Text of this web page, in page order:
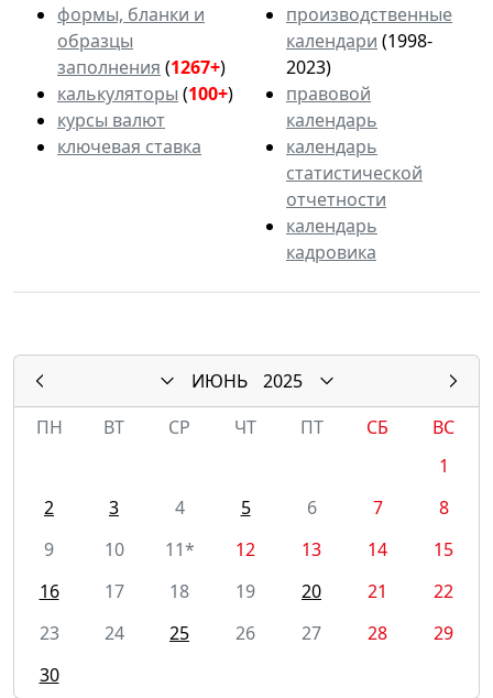
формы, бланки и
образцы
заполнения (1267+)
калькуляторы (100+)
курсы валют
ключевая ставка
производственные
календари (1998-
2023)
правовой
календарь
календарь
статистической
отчетности
календарь
кадровика
ИЮНЬ
2025
ПН
ВТ СР ЧТ ПТ СБ
ВС
1
2
3 4 5 6 7
8
9
10 11* 12 13 14
15
16
17 18 19 20 21
22
23
24 25 26 27 28
29
30